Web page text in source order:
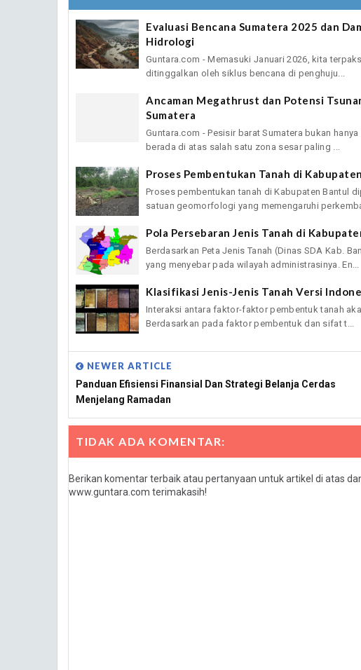
Evaluasi Bencana Sumatera 2025 dan
Hidrologi
Guntara.com - Memasuki Januari 2026, kita
ditinggalkan oleh siklus bencana di penghuju...
Ancaman Megathrust dan Potensi
Sumatera
Guntara.com - Pesisir barat Sumatera bukan
berada di atas salah satu zona sesar paling ...
Proses Pembentukan Tanah di
Proses pembentukan tanah di Kabupaten Bantul
satuan geomorfologi yang memengaruhi
Pola Persebaran Jenis Tanah di
Berdasarkan Peta Jenis Tanah (Dinas SDA Kab.
yang menyebar pada wilayah administrasinya. En...
Klasifikasi Jenis-Jenis Tanah Versi
Interaksi antara faktor-faktor pembentuk tanah
Berdasarkan pada faktor pembentuk dan sifat t...
NEWER ARTICLE
Panduan Efisiensi Finansial Dan Strategi Belanja Cerdas
Menjelang Ramadan
TIDAK ADA KOMENTAR:
Berikan komentar terbaik atau pertanyaan untuk artikel di atas
www.guntara.com terimakasih!